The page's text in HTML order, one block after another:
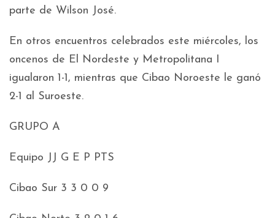
parte de Wilson José.
En otros encuentros celebrados este miércoles, los
oncenos de El Nordeste y Metropolitana I
igualaron 1-1, mientras que Cibao Noroeste le ganó
2-1 al Suroeste.
GRUPO A
Equipo JJ G E P PTS
Cibao Sur 3 3 0 0 9